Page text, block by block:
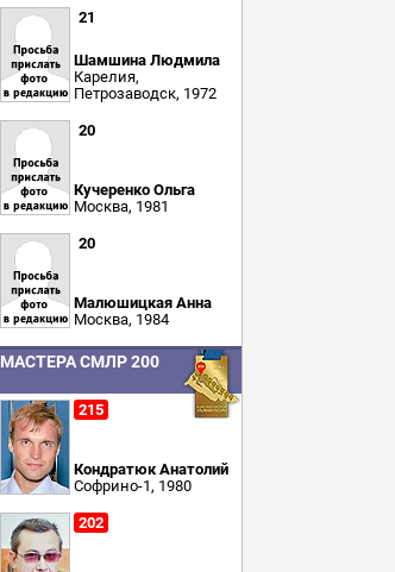
21
Шамшина Людмила
Карелия,
Петрозаводск, 1972
20
Кучеренко Ольга
Москва, 1981
20
Малюшицкая Анна
Москва, 1984
МАСТЕРА СМЛР 200
215
Кондратюк Анатолий
Софрино-1, 1980
202